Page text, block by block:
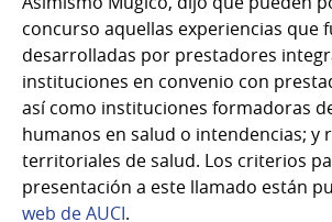
concurso aquellas experiencias que
desarrolladas por prestadores
instituciones en convenio con
así como instituciones formadoras
humanos en salud o intendencias; y
territoriales de salud. Los criterios
presentación a este llamado están
web de AUCI.